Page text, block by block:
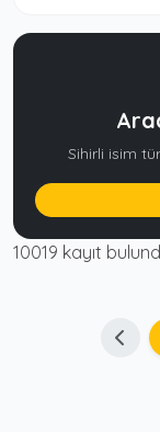
Sihirli isim
10019 kayıt